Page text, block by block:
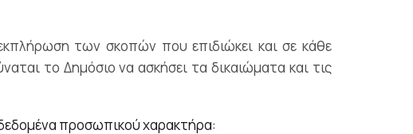
των σκοπών που επιδιώκει και σε κάθε
το Δημόσιο να ασκήσει τα δικαιώματα και τις
προσωπικού χαρακτήρα: